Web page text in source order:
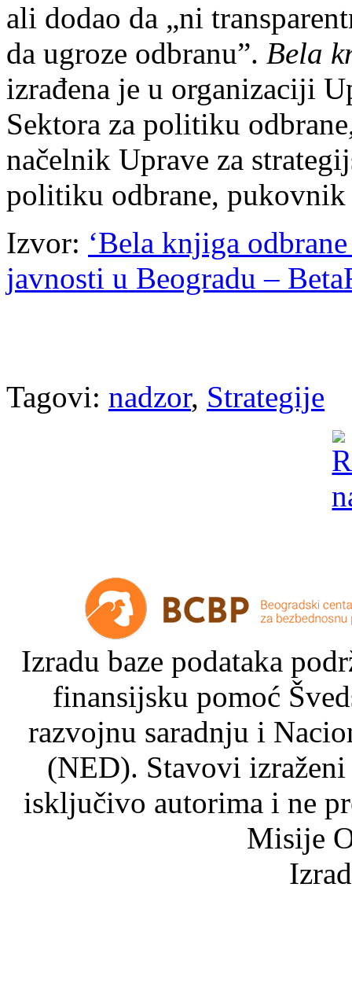
ali dodao da „ni
da ugroze odbranu”. Bela
izrađena je u organizaciji
Sektora za politiku
načelnik Uprave za
politiku odbrane,
Izvor: ‘Bela knjiga
javnosti u Beogradu –
Tagovi: nadzor, Strategije
Izradu baze podataka
finansijsku pomoć
razvojnu saradnju i
(NED). Stavovi
isključivo autorima i ne
Misije